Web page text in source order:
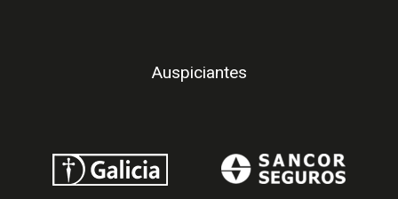
Auspiciantes